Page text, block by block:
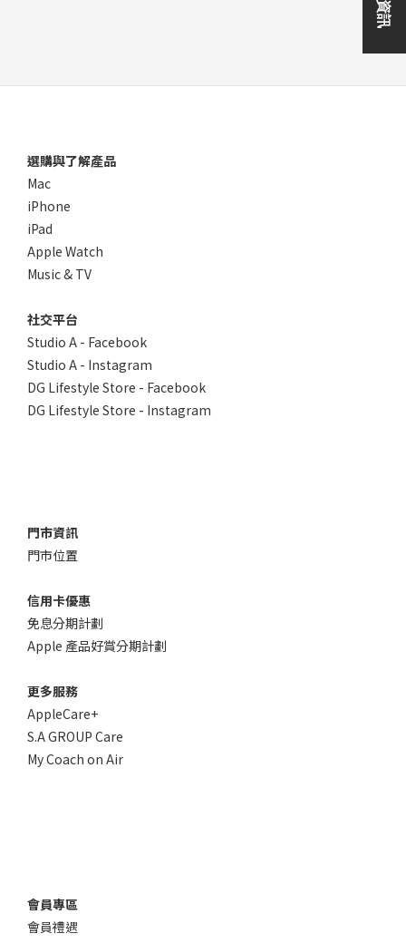
選購與了解產品
Mac
iPhone
iPad
Apple Watch
Music & TV
社交平台
Studio A - Facebook
Studio A - Instagram
DG Lifestyle Store - Facebook
DG Lifestyle Store - Instagram
門市資訊
門市位置
信用卡優惠
免息分期計劃
Apple 產品好賞分期計劃
更多服務
AppleCare+
S.A GROUP Care
My Coach on Air
會員專區
會員禮遇